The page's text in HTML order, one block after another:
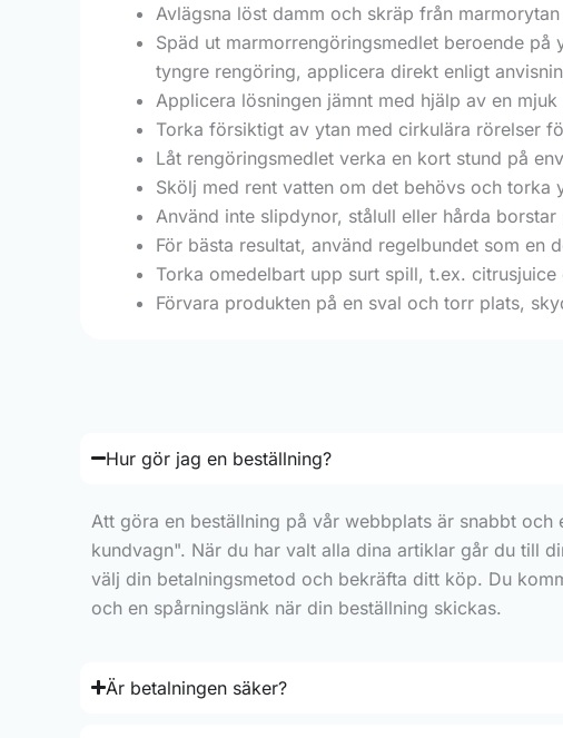
Avlägsna löst damm och skräp från
Späd ut marmorrengöringsmedlet beroende
tyngre rengöring, applicera direkt enligt
Applicera lösningen jämnt med hjälp av en
Torka försiktigt av ytan med cirkulära rörelser
Låt rengöringsmedlet verka en kort stund på
Skölj med rent vatten om det behövs och torka
Använd inte slipdynor, stålull eller hårda borstar
För bästa resultat, använd regelbundet som en
Torka omedelbart upp surt spill, t.ex.
Förvara produkten på en sval och torr plats,
Hur gör jag en beställning?
Att göra en beställning på vår webbplats är snabbt
kundvagn". När du har valt alla dina artiklar går du till
välj din betalningsmetod och bekräfta ditt köp. Du
och en spårningslänk när din beställning skickas.
Är betalningen säker?